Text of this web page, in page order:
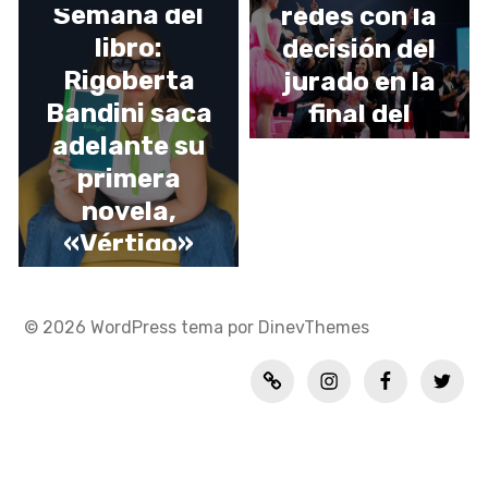
Semana del
libro:
Rigoberta
Bandini saca
adelante su
primera
novela,
«Vértigo»
redes con la
decisión del
jurado en la
final del
Benidorm Fest
© 2026 WordPress tema por DinevThemes
Política
de
INSTAGRAMFACEBOOK